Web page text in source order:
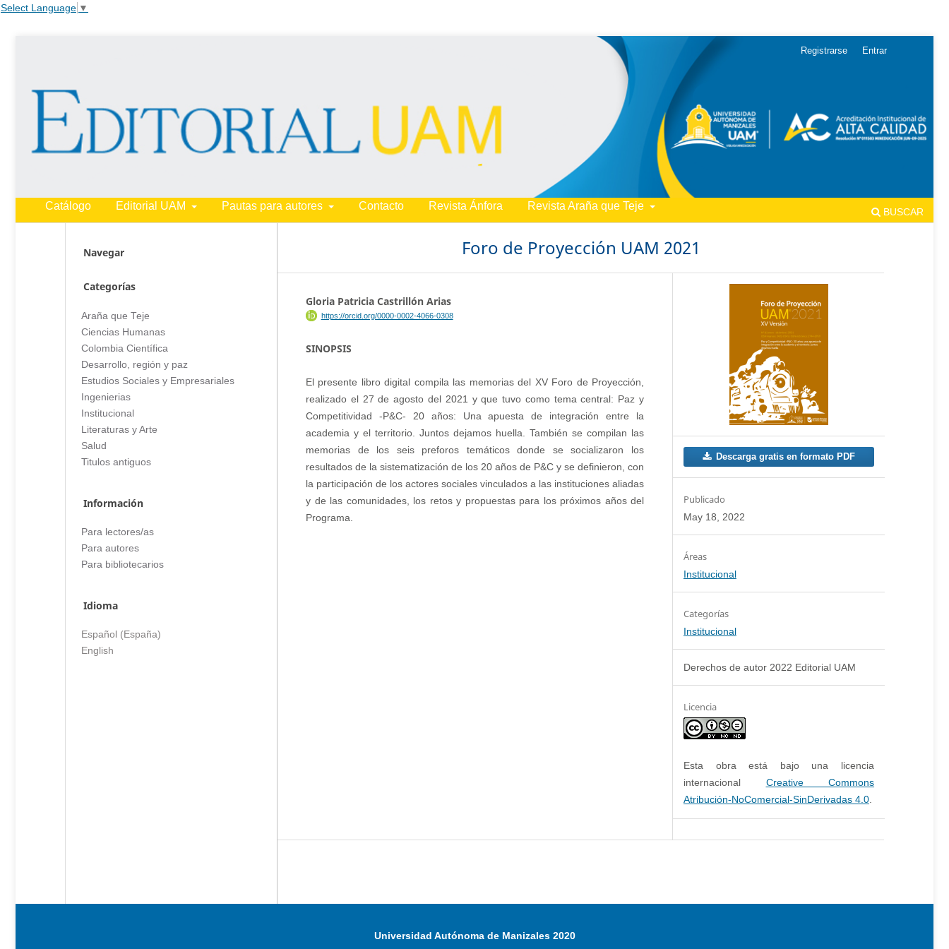
Select Language ▼
Catálogo Editorial UAM Pautas para autores Contacto Revista Ánfora Revista Araña que Teje BUSCAR
Registrarse Entrar
Foro de Proyección UAM 2021
Gloria Patricia Castrillón Arias
https://orcid.org/0000-0002-4066-0308
SINOPSIS
El presente libro digital compila las memorias del XV Foro de Proyección,
realizado el 27 de agosto del 2021 y que tuvo como tema central: Paz y
Competitividad -P&C- 20 años: Una apuesta de integración entre la
academia y el territorio. Juntos dejamos huella. También se compilan las
memorias de los seis preforos temáticos donde se socializaron los
resultados de la sistematización de los 20 años de P&C y se definieron, con
la participación de los actores sociales vinculados a las instituciones aliadas
y de las comunidades, los retos y propuestas para los próximos años del
Programa.
Descarga gratis en formato PDF
Publicado
May 18, 2022
Institucional
Categorías
Institucional
Derechos de autor 2022 Editorial UAM
Licencia
Esta obra está bajo una licencia
internacional Creative Commons
Atribución-NoComercial-SinDerivadas 4.0.
Navegar
Categorías
Araña que Teje
Ciencias Humanas
Colombia Científica
Desarrollo, región y paz
Estudios Sociales y Empresariales
Ingenierias
Institucional
Literaturas y Arte
Salud
Titulos antiguos
Información
Para lectores/as
Para autores
Para bibliotecarios
Idioma
Español (España)
English
Universidad Autónoma de Manizales 2020